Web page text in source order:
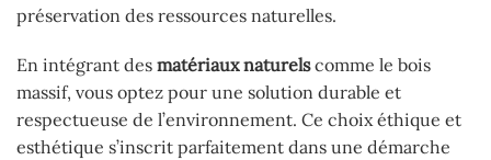
préservation des ressources naturelles.
En intégrant des matériaux naturelscomme le bois
massif, vous optez pour une solution durable et
respectueuse de l’environnement. Ce choix éthique et
esthétique s’inscrit parfaitement dans une démarche